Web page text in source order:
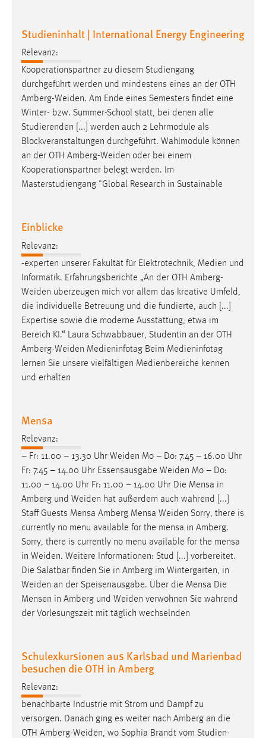
Studieninhalt | International Energy Engineering
Relevanz:
Kooperationspartner zu diesem Studiengang
durchgeführt werden und mindestens eines an der OTH
Amberg-Weiden. Am Ende eines Semesters findet eine
Winter- bzw. Summer-School statt, bei denen alle
Studierenden [...] werden auch 2 Lehrmodule als
Blockveranstaltungen durchgeführt. Wahlmodule können
an der OTH Amberg-Weiden oder bei einem
Kooperationspartner belegt werden. Im
Masterstudiengang "Global Research in Sustainable
Einblicke
Relevanz:
-experten unserer Fakultät für Elektrotechnik, Medien und
Informatik. Erfahrungsberichte „An der OTH Amberg-
Weiden überzeugen mich vor allem das kreative Umfeld,
die individuelle Betreuung und die fundierte, auch [...]
Expertise sowie die moderne Ausstattung, etwa im
Bereich KI.“ Laura Schwabbauer, Studentin an der OTH
Amberg-Weiden Medieninfotag Beim Medieninfotag
lernen Sie unsere vielfältigen Medienbereiche kennen
und erhalten
Mensa
Relevanz:
– Fr: 11.00 – 13.30 Uhr Weiden Mo – Do: 7.45 – 16.00 Uhr
Fr: 7.45 – 14.00 Uhr Essensausgabe Weiden Mo – Do:
11.00 – 14.00 Uhr Fr: 11.00 – 14.00 Uhr Die Mensa in
Amberg und Weiden hat außerdem auch während [...]
Staff Guests Mensa Amberg Mensa Weiden Sorry, there is
currently no menu available for the mensa in Amberg.
Sorry, there is currently no menu available for the mensa
in Weiden. Weitere Informationen: Stud [...] vorbereitet.
Die Salatbar finden Sie in Amberg im Wintergarten, in
Weiden an der Speisenausgabe. Über die Mensa Die
Mensen in Amberg und Weiden verwöhnen Sie während
der Vorlesungszeit mit täglich wechselnden
Schulexkursionen aus Karlsbad und Marienbad
besuchen die OTH in Amberg
Relevanz:
benachbarte Industrie mit Strom und Dampf zu
versorgen. Danach ging es weiter nach Amberg an die
OTH Amberg-Weiden, wo Sophia Brandt vom Studien-
Plattformen anzeigen zu können, werden von diesen
externen Medien Cookies gesetzt.
YouTube
Vimeo